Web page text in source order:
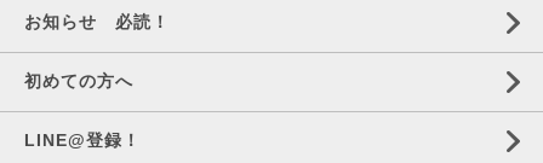
お知らせ 必読！
初めての方へ
LINE@登録！